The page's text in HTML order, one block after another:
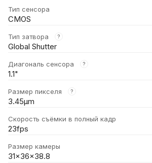
Тип сенсора
CMOS
Тип затвора ?
Global Shutter
Диагональ сенсора ?
1.1"
Размер пикселя ?
3.45μm
Скорость съёмки в полный кадр
23fps
Размер камеры
31x36x38.8